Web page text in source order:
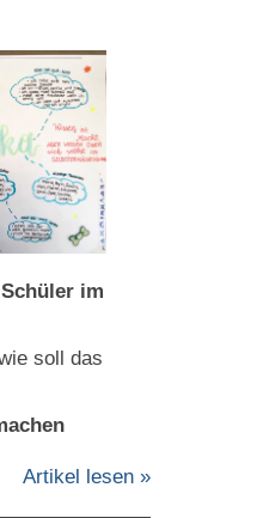
im
soll das
Artikel lesen »